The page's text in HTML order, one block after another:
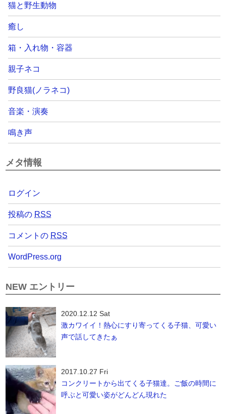
猫と野生動物
癒し
箱・入れ物・容器
親子ネコ
野良猫(ノラネコ)
音楽・演奏
鳴き声
メタ情報
ログイン
投稿の RSS
コメントの RSS
WordPress.org
NEW エントリー
2020.12.12 Sat
激カワイイ！熱心にすり寄ってくる子猫、可愛い
声で話してきたぁ
2017.10.27 Fri
コンクリートから出てくる子猫達。ご飯の時間に
呼ぶと可愛い姿がどんどん現れた